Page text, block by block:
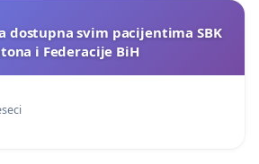
dostupna svim pacijentima SBK
i Federacije BiH